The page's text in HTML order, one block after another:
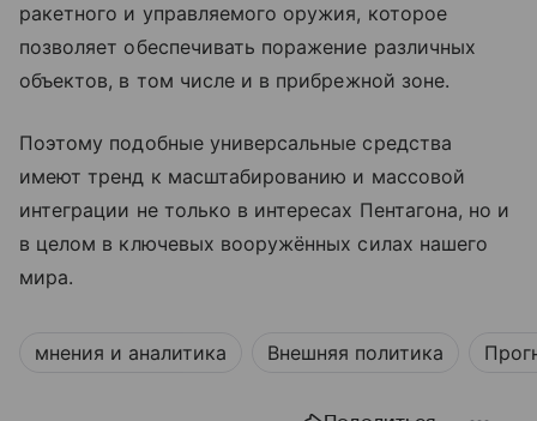
ракетного и управляемого оружия, которое
позволяет обеспечивать поражение различных
объектов, в том числе и в прибрежной зоне.
Поэтому подобные универсальные средства
имеют тренд к масштабированию и массовой
интеграции не только в интересах Пентагона, но и
в целом в ключевых вооружённых силах нашего
мира.
мнения и аналитика Внешняя политика